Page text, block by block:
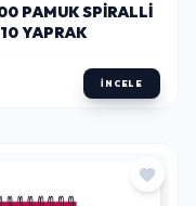
PAMUK SPIRALLI
YAPRAK
İNCELE